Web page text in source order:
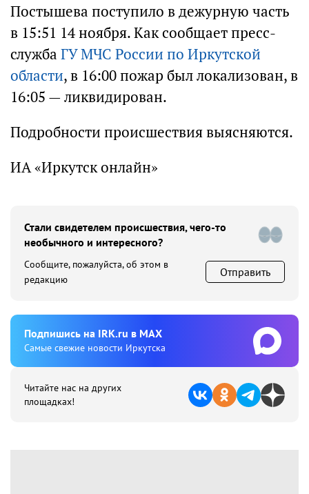
Постышева поступило в дежурную часть
в 15:51 14 ноября. Как сообщает пресс-
служба ГУ МЧС России по Иркутской
области, в 16:00 пожар был локализован, в
16:05 — ликвидирован.
Подробности происшествия выясняются.
ИА «Иркутск онлайн»
Стали свидетелем происшествия, чего-то
необычного и интересного?
Сообщите, пожалуйста, об этом в
редакцию
Отправить
Подпишиcь на IRK.ru в MAX
Cамые свежие новости Иркутска
Читайте нас на других
площадках!